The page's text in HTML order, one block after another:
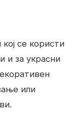
се користи
и за украсни
или